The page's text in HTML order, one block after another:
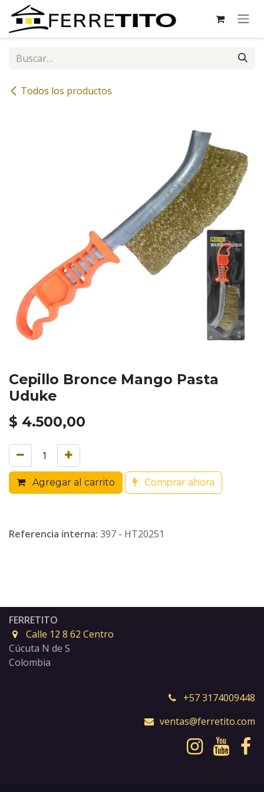
Ir al contenido
Todos los productos
Cepillo Bronce Mango Pasta
Uduke
$ 4.500,00
Agregar al carrito Comprar ahora
Referencia interna: 397 - HT20251
FERRETITO
Calle 12 8 62 Centro
Cúcuta N de S
Colombia
+57 3174009448
ventas@ferretito.com